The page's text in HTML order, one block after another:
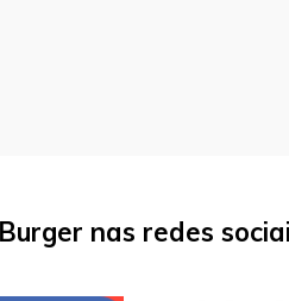
nas redes